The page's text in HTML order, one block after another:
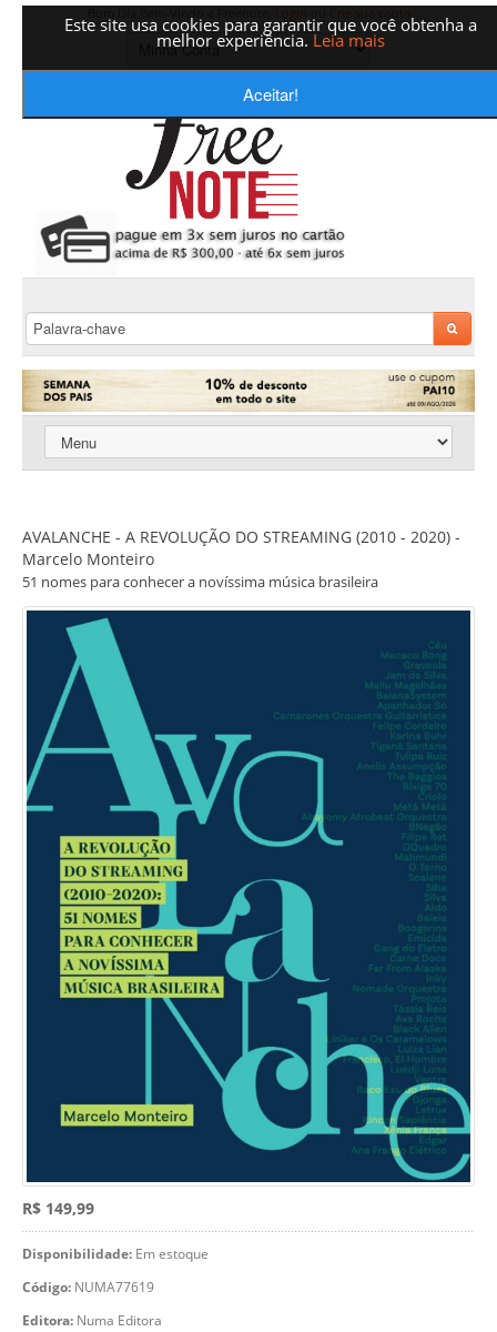
Este site usa cookies para garantir que você obtenha a
melhor experiência. Leia mais
Aceitar!
AVALANCHE - A REVOLUÇÃO DO STREAMING (2010 - 2020) -
Marcelo Monteiro
51 nomes para conhecer a novíssima música brasileira
R$ 149,99
Disponibilidade: Em estoque
Código: NUMA77619
Editora: Numa Editora